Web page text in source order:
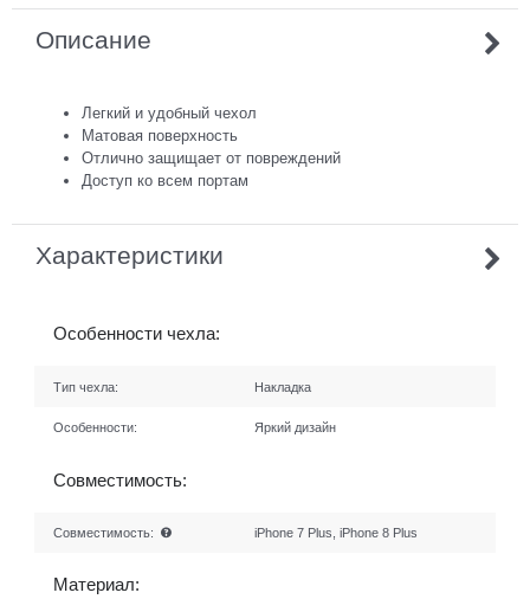
Описание
Легкий и удобный чехол
Матовая поверхность
Отлично защищает от повреждений
Доступ ко всем портам
Характеристики
Особенности чехла:
Тип чехла: Накладка
Особенности: Яркий дизайн
Совместимость:
Совместимость: iPhone 7 Plus, iPhone 8 Plus
Материал: